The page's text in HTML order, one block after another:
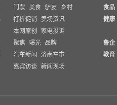
门票 美食 驴友
乡村
打折促销
卖场资讯
本网原创
家电投诉
聚焦 曝光
品牌
汽车新闻
济南车市
嘉宾访谈
新闻现场
食品
健康
鲁企
教育